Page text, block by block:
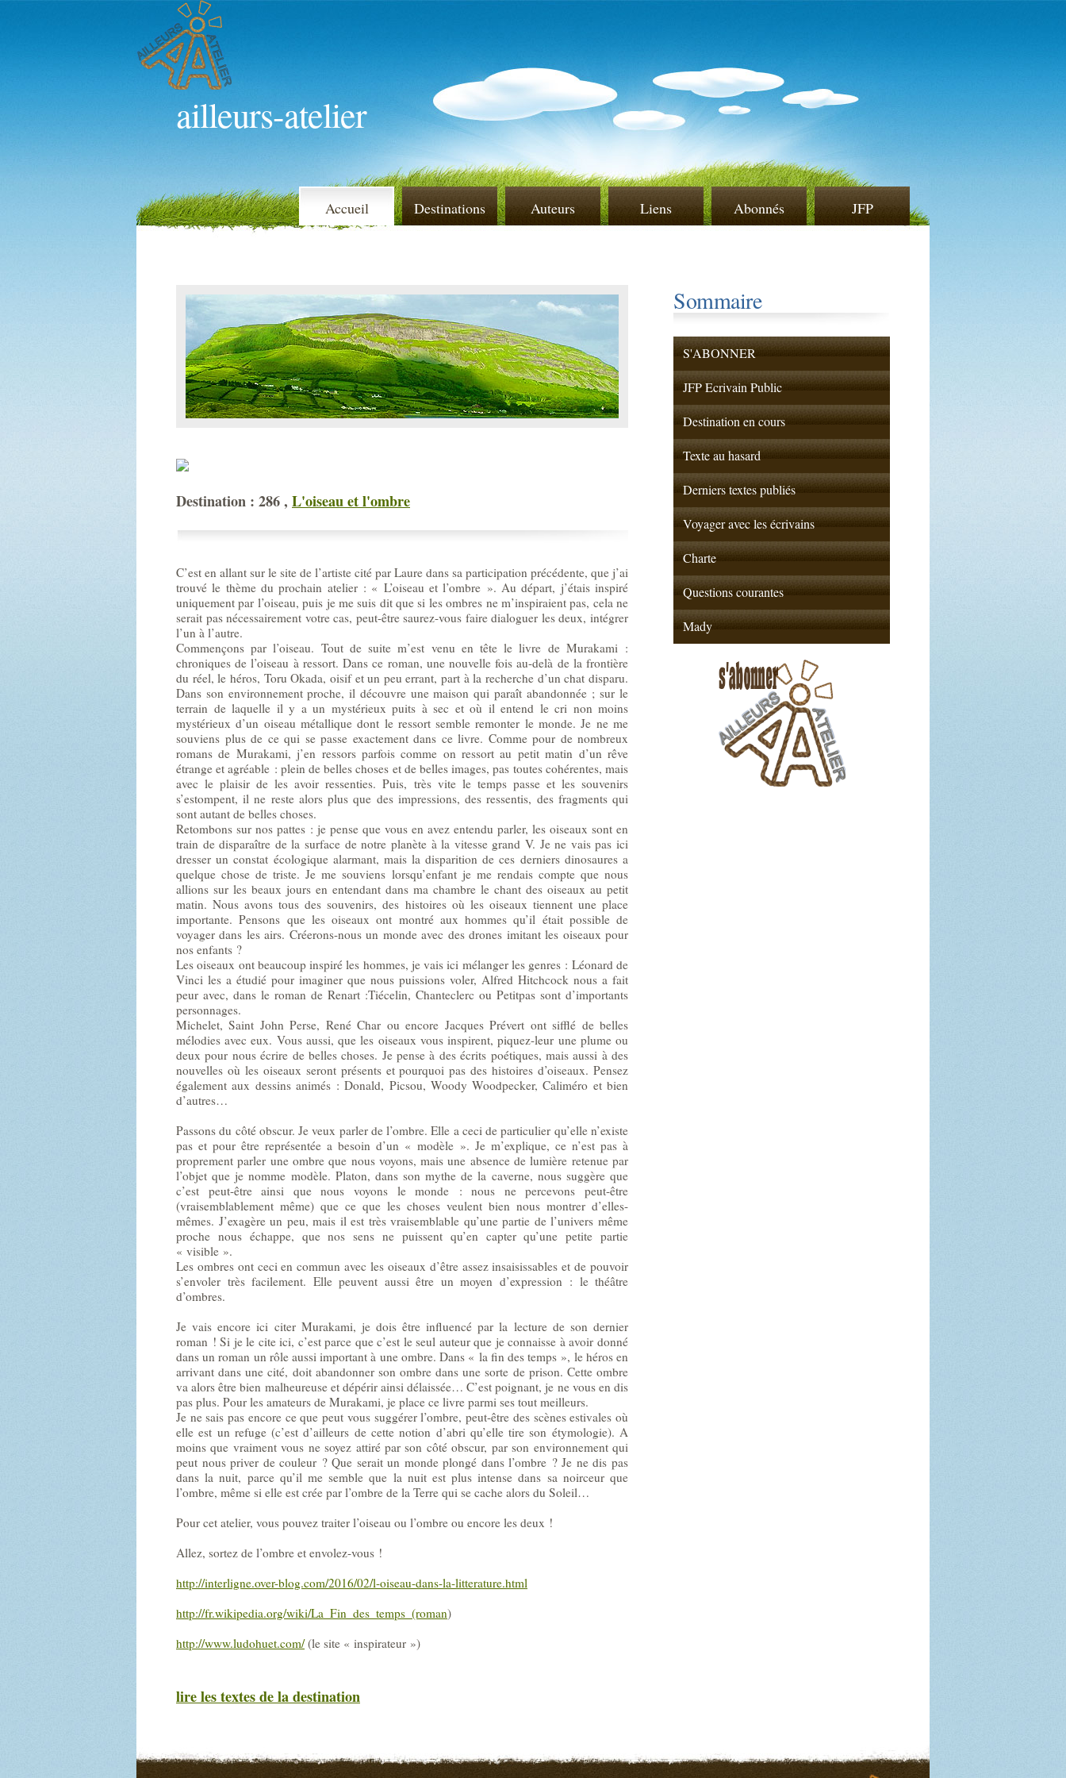
ailleurs-atelier
Accueil Destinations Auteurs Liens Abonnés JFP
Sommaire
S'ABONNER
JFP Ecrivain Public
Destination en cours
Texte au hasard
Derniers textes publiés
Voyager avec les écrivains
Charte
Questions courantes
Mady
Destination : 286 , L'oiseau et l'ombre
C’est en allant sur le site de l’artiste cité par Laure dans sa participation précédente, que j’ai
trouvé le thème du prochain atelier : « L’oiseau et l’ombre ». Au départ, j’étais inspiré
uniquement par l’oiseau, puis je me suis dit que si les ombres ne m’inspiraient pas, cela ne
serait pas nécessairement votre cas, peut-être saurez-vous faire dialoguer les deux, intégrer
l’un à l’autre.
Commençons par l’oiseau. Tout de suite m’est venu en tête le livre de Murakami :
chroniques de l’oiseau à ressort. Dans ce roman, une nouvelle fois au-delà de la frontière
du réel, le héros, Toru Okada, oisif et un peu errant, part à la recherche d’un chat disparu.
Dans son environnement proche, il découvre une maison qui paraît abandonnée ; sur le
terrain de laquelle il y a un mystérieux puits à sec et où il entend le cri non moins
mystérieux d’un oiseau métallique dont le ressort semble remonter le monde. Je ne me
souviens plus de ce qui se passe exactement dans ce livre. Comme pour de nombreux
romans de Murakami, j’en ressors parfois comme on ressort au petit matin d’un rêve
étrange et agréable : plein de belles choses et de belles images, pas toutes cohérentes, mais
avec le plaisir de les avoir ressenties. Puis, très vite le temps passe et les souvenirs
s’estompent, il ne reste alors plus que des impressions, des ressentis, des fragments qui
sont autant de belles choses.
Retombons sur nos pattes : je pense que vous en avez entendu parler, les oiseaux sont en
train de disparaître de la surface de notre planète à la vitesse grand V. Je ne vais pas ici
dresser un constat écologique alarmant, mais la disparition de ces derniers dinosaures a
quelque chose de triste. Je me souviens lorsqu’enfant je me rendais compte que nous
allions sur les beaux jours en entendant dans ma chambre le chant des oiseaux au petit
matin. Nous avons tous des souvenirs, des histoires où les oiseaux tiennent une place
importante. Pensons que les oiseaux ont montré aux hommes qu’il était possible de
voyager dans les airs. Créerons-nous un monde avec des drones imitant les oiseaux pour
nos enfants ?
Les oiseaux ont beaucoup inspiré les hommes, je vais ici mélanger les genres : Léonard de
Vinci les a étudié pour imaginer que nous puissions voler, Alfred Hitchcock nous a fait
peur avec, dans le roman de Renart :Tiécelin, Chanteclerc ou Petitpas sont d’importants
personnages.
Michelet, Saint John Perse, René Char ou encore Jacques Prévert ont sifflé de belles
mélodies avec eux. Vous aussi, que les oiseaux vous inspirent, piquez-leur une plume ou
deux pour nous écrire de belles choses. Je pense à des écrits poétiques, mais aussi à des
nouvelles où les oiseaux seront présents et pourquoi pas des histoires d’oiseaux. Pensez
également aux dessins animés : Donald, Picsou, Woody Woodpecker, Caliméro et bien
d’autres…
Passons du côté obscur. Je veux parler de l’ombre. Elle a ceci de particulier qu’elle n’existe
pas et pour être représentée a besoin d’un « modèle ». Je m’explique, ce n’est pas à
proprement parler une ombre que nous voyons, mais une absence de lumière retenue par
l’objet que je nomme modèle. Platon, dans son mythe de la caverne, nous suggère que
c’est peut-être ainsi que nous voyons le monde : nous ne percevons peut-être
(vraisemblablement même) que ce que les choses veulent bien nous montrer d’elles-
mêmes. J’exagère un peu, mais il est très vraisemblable qu’une partie de l’univers même
proche nous échappe, que nos sens ne puissent qu’en capter qu’une petite partie
« visible ».
Les ombres ont ceci en commun avec les oiseaux d’être assez insaisissables et de pouvoir
s’envoler très facilement. Elle peuvent aussi être un moyen d’expression : le théâtre
d’ombres.
Je vais encore ici citer Murakami, je dois être influencé par la lecture de son dernier
roman ! Si je le cite ici, c’est parce que c’est le seul auteur que je connaisse à avoir donné
dans un roman un rôle aussi important à une ombre. Dans « la fin des temps », le héros en
arrivant dans une cité, doit abandonner son ombre dans une sorte de prison. Cette ombre
va alors être bien malheureuse et dépérir ainsi délaissée… C’est poignant, je ne vous en dis
pas plus. Pour les amateurs de Murakami, je place ce livre parmi ses tout meilleurs.
Je ne sais pas encore ce que peut vous suggérer l’ombre, peut-être des scènes estivales où
elle est un refuge (c’est d’ailleurs de cette notion d’abri qu’elle tire son étymologie). A
moins que vraiment vous ne soyez attiré par son côté obscur, par son environnement qui
peut nous priver de couleur ? Que serait un monde plongé dans l’ombre ? Je ne dis pas
dans la nuit, parce qu’il me semble que la nuit est plus intense dans sa noirceur que
l’ombre, même si elle est crée par l’ombre de la Terre qui se cache alors du Soleil…
Pour cet atelier, vous pouvez traiter l’oiseau ou l’ombre ou encore les deux !
Allez, sortez de l’ombre et envolez-vous !
http://interligne.over-blog.com/2016/02/l-oiseau-dans-la-litterature.html
http://fr.wikipedia.org/wiki/La_Fin_des_temps_(roman)
http://www.ludohuet.com/(le site « inspirateur »)
lire les textes de la destination